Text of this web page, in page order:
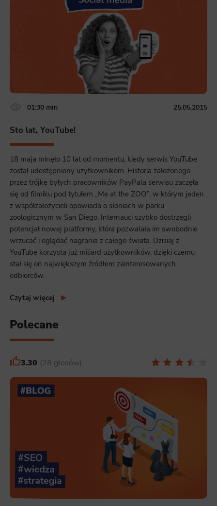
01:30 min 25.05.2015
Sto lat, YouTube!
18 maja minęło 10 lat od momentu, kiedy serwis YouTube
został udostępniony użytkownikom. Historia założonego
przez trójkę byłych pracowników PayPala serwisu zaczęła
się od filmiku pod tytułem „Me at the ZOO”, w którym jeden
z współzałożycieli opowiada o słoniach w parku
zoologicznym w San Diego. Internauci szybko dostrzegli
potencjał nowej platformy, która pozwalała im swobodnie
wrzucać i oglądać nagrania z całego świata. Dzisiaj z
YouTube korzysta już miliard użytkowników, dzięki czemu
stał się on największym źródłem zainteresowanych
odbiorców.
Czytaj więcej
Polecane
3.30 28 głosów